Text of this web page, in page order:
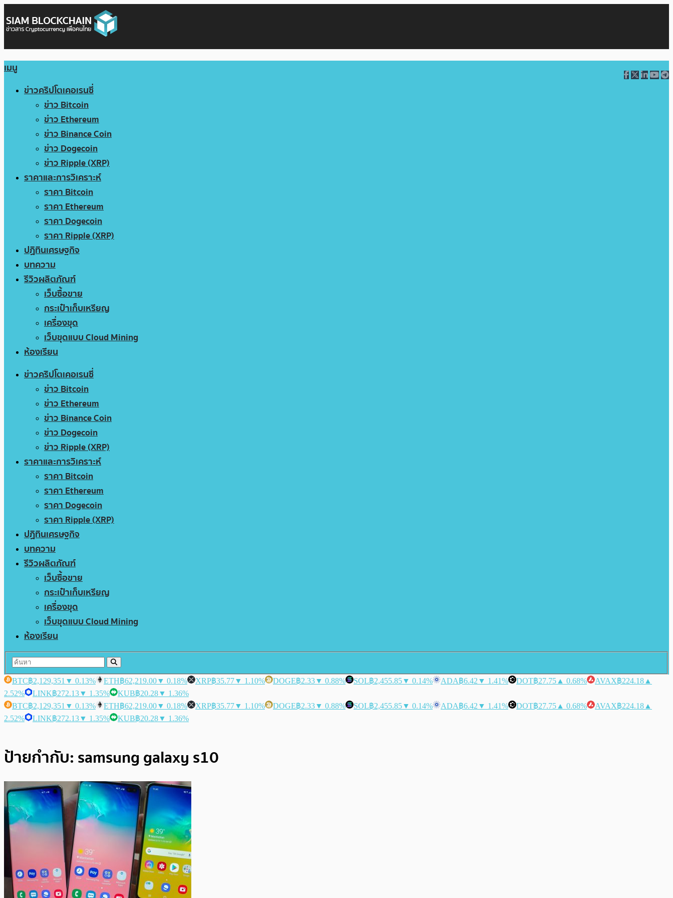
เมนู
ข่าวคริปโตเคอเรนซี่
ข่าว Bitcoin
ข่าว Ethereum
ข่าว Binance Coin
ข่าว Dogecoin
ข่าว Ripple (XRP)
ราคาและการวิเคราะห์
ราคา Bitcoin
ราคา Ethereum
ราคา Dogecoin
ราคา Ripple (XRP)
ปฏิทินเศรษฐกิจ
บทความ
รีวิวผลิตภัณฑ์
เว็บซื้อขาย
กระเป๋าเก็บเหรียญ
เครื่องขุด
เว็บขุดแบบ Cloud Mining
ห้องเรียน
ข่าวคริปโตเคอเรนซี่
ข่าว Bitcoin
ข่าว Ethereum
ข่าว Binance Coin
ข่าว Dogecoin
ข่าว Ripple (XRP)
ราคาและการวิเคราะห์
ราคา Bitcoin
ราคา Ethereum
ราคา Dogecoin
ราคา Ripple (XRP)
ปฏิทินเศรษฐกิจ
บทความ
รีวิวผลิตภัณฑ์
เว็บซื้อขาย
กระเป๋าเก็บเหรียญ
เครื่องขุด
เว็บขุดแบบ Cloud Mining
ห้องเรียน
BTC฿2,129,351 ▼ 0.13% ETH฿62,219.00▼ 0.18% XRP฿35.77▼ 1.10% DOGE฿2.33▼ 0.88% SOL฿2,455.85▼ 0.14% ADA฿6.42 ▼ 1.41% DOT฿27.75 ▲ 0.68% AVAX฿224.18 ▲
2.52%
LINK฿272.13▼ 1.35% KUB฿20.28▼ 1.36%
BTC฿2,129,351 ▼ 0.13% ETH฿62,219.00▼ 0.18% XRP฿35.77▼ 1.10% DOGE฿2.33▼ 0.88% SOL฿2,455.85▼ 0.14% ADA฿6.42 ▼ 1.41% DOT฿27.75 ▲ 0.68% AVAX฿224.18 ▲
2.52%
LINK฿272.13▼ 1.35% KUB฿20.28▼ 1.36%
ป้ายกำกับ: samsung galaxy s10